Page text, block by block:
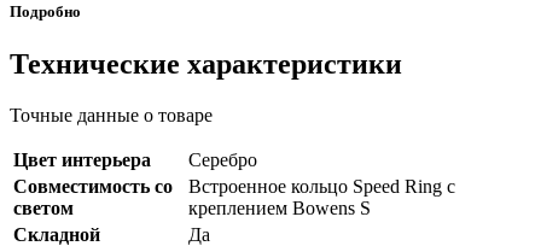
Подробно
Технические характеристики
Точные данные о товаре
Цвет интерьера
Серебро
Совместимость со
светом
Встроенное кольцо Speed Ring с
креплением Bowens S
Складной
Да